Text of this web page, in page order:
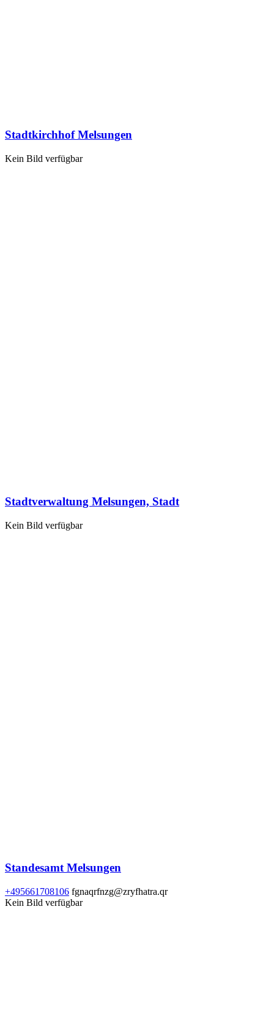
Stadtkirchhof Melsungen
Kein Bild verfügbar
Stadtverwaltung Melsungen, Stadt
Kein Bild verfügbar
Standesamt Melsungen
+495661708106 fgnaqrfnzg@zryfhatra.qr
Kein Bild verfügbar